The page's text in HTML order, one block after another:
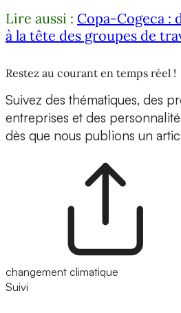
Lire aussi : Copa-Cogeca :
à la tête des groupes de
Restez au courant en temps réel !
Suivez des thématiques, des
entreprises et des
dès que nous publions un
changement climatique
Suivi